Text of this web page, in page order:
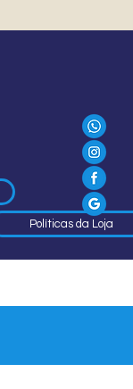
Políticas da Loja